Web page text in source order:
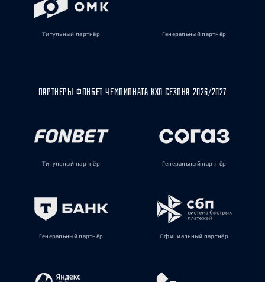
Титульный партнёр Генеральный партнёр
ПАРТНЁРЫ ФОНБЕТ ЧЕМПИОНАТА КХЛ СЕЗОНА 2026/2027
Титульный партнёр Генеральный партнёр
Генеральный партнёр Официальный партнёр